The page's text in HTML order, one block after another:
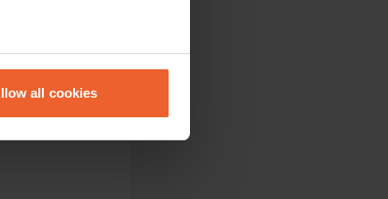
meters
traffic. We also share
all cookies
donc besoin
se sent pas
le sud de
est à 500